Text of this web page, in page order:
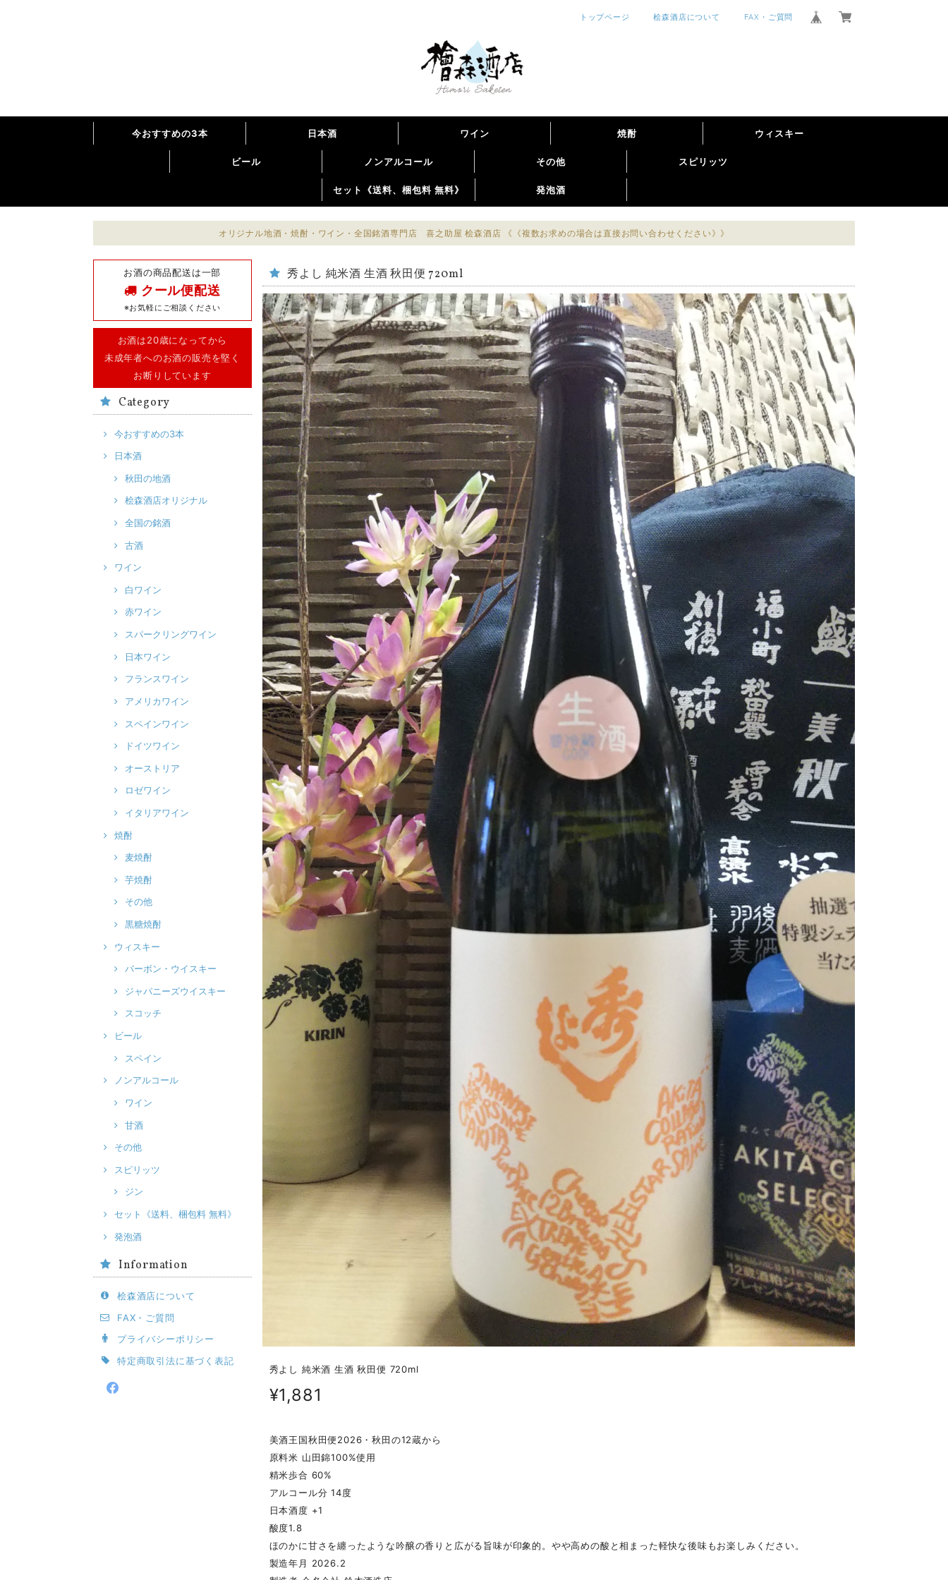
トップページ 桧森酒店について FAX・ご質問
今おすすめの3本 日本酒 ワイン 焼酎 ウィスキー
ビール ノンアルコール その他 スピリッツ
セット《送料、梱包料 無料》 発泡酒
オリジナル地酒・焼酎・ワイン・全国銘酒専門店 喜之助屋 桧森酒店 《《複数お求めの場合は直接お問い合わせください》》
お酒の商品配送は一部
クール便配送
※お気軽にご相談ください
お酒は20歳になってから
未成年者へのお酒の販売を堅く
お断りしています
Category
今おすすめの3本
日本酒
秋田の地酒
桧森酒店オリジナル
全国の銘酒
古酒
ワイン
白ワイン
赤ワイン
スパークリングワイン
日本ワイン
フランスワイン
アメリカワイン
スペインワイン
ドイツワイン
オーストリア
ロゼワイン
イタリアワイン
焼酎
麦焼酎
芋焼酎
その他
黒糖焼酎
ウィスキー
バーボン・ウイスキー
ジャパニーズウイスキー
スコッチ
ビール
スペイン
ノンアルコール
ワイン
甘酒
その他
スピリッツ
ジン
セット《送料、梱包料 無料》
発泡酒
Information
桧森酒店について
FAX・ご質問
プライバシーポリシー
特定商取引法に基づく表記
秀よし 純米酒 生酒 秋田便 720ml
秀よし 純米酒 生酒 秋田便 720ml
¥1,881
美酒王国秋田便2026・秋田の12蔵から
原料米 山田錦100%使用
精米歩合 60%
アルコール分 14度
日本酒度 +1
酸度1.8
ほのかに甘さを纏ったような吟醸の香りと広がる旨味が印象的。やや高めの酸と相まった軽快な後味もお楽しみください。
製造年月 2026.2